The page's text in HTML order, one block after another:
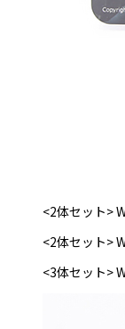
<2体セット>
<2体セット>
<3体セット>